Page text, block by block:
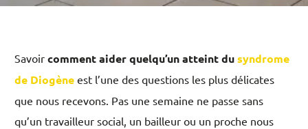
Savoircomment aider quelqu’un atteint dusyndrome
de Diogène est l’une des questions les plus délicates
que nous recevons. Pas une semaine ne passe sans
qu’un travailleur social, un bailleur ou un proche nous